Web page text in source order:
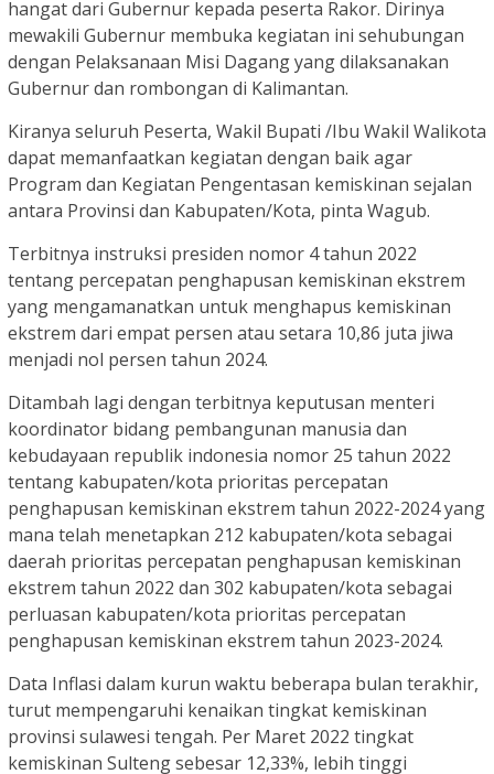
hangat dari Gubernur kepada peserta Rakor. Dirinya
mewakili Gubernur membuka kegiatan ini sehubungan
dengan Pelaksanaan Misi Dagang yang dilaksanakan
Gubernur dan rombongan di Kalimantan.
Kiranya seluruh Peserta, Wakil Bupati /Ibu Wakil Walikota
dapat memanfaatkan kegiatan dengan baik agar
Program dan Kegiatan Pengentasan kemiskinan sejalan
antara Provinsi dan Kabupaten/Kota, pinta Wagub.
Terbitnya instruksi presiden nomor 4 tahun 2022
tentang percepatan penghapusan kemiskinan ekstrem
yang mengamanatkan untuk menghapus kemiskinan
ekstrem dari empat persen atau setara 10,86 juta jiwa
menjadi nol persen tahun 2024.
Ditambah lagi dengan terbitnya keputusan menteri
koordinator bidang pembangunan manusia dan
kebudayaan republik indonesia nomor 25 tahun 2022
tentang kabupaten/kota prioritas percepatan
penghapusan kemiskinan ekstrem tahun 2022-2024 yang
mana telah menetapkan 212 kabupaten/kota sebagai
daerah prioritas percepatan penghapusan kemiskinan
ekstrem tahun 2022 dan 302 kabupaten/kota sebagai
perluasan kabupaten/kota prioritas percepatan
penghapusan kemiskinan ekstrem tahun 2023-2024.
Data Inflasi dalam kurun waktu beberapa bulan terakhir,
turut mempengaruhi kenaikan tingkat kemiskinan
provinsi sulawesi tengah. Per Maret 2022 tingkat
kemiskinan Sulteng sebesar 12,33%, lebih tinggi